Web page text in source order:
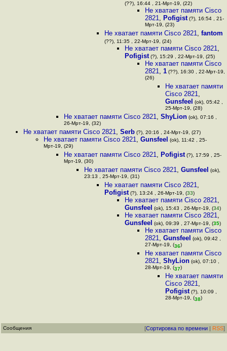
(??), 16:44 , 21-Мрт-19, (22)
Не хватает памяти Cisco
2821, Pofigist (?), 16:54 , 21-
Мрт-19, (23)
Не хватает памяти Cisco 2821, fantom
(??), 11:35 , 22-Мрт-19, (24)
Не хватает памяти Cisco 2821,
Pofigist (?), 15:29 , 22-Мрт-19, (25)
Не хватает памяти Cisco
2821, 1 (??), 16:30 , 22-Мрт-19,
(26)
Не хватает памяти
Cisco 2821,
Gunsfeel
(ok), 05:42 ,
25-Мрт-19, (28)
Не хватает памяти Cisco 2821, ShyLion (ok), 07:16 ,
26-Мрт-19, (32)
Не хватает памяти Cisco 2821, Serb (?), 20:16 , 24-Мрт-19, (27)
Не хватает памяти Cisco 2821, Gunsfeel (ok), 11:42 , 25-
Мрт-19, (29)
Не хватает памяти Cisco 2821, Pofigist (?), 17:59 , 25-
Мрт-19, (30)
Не хватает памяти Cisco 2821, Gunsfeel (ok),
23:13 , 25-Мрт-19, (31)
Не хватает памяти Cisco 2821,
Pofigist (?), 13:24 , 26-Мрт-19, (33)
Не хватает памяти Cisco 2821,
Gunsfeel
(ok), 15:43 , 26-Мрт-19, (34)
Не хватает памяти Cisco 2821,
Gunsfeel
(ok), 09:39 , 27-Мрт-19, (35)
Не хватает памяти Cisco
2821, Gunsfeel (ok), 09:42 ,
27-Мрт-19, (36)
Не хватает памяти Cisco
2821, ShyLion (ok), 07:10 ,
28-Мрт-19, (37)
Не хватает памяти
Cisco 2821,
Pofigist (?), 10:09 ,
28-Мрт-19, (38)
Сообщения [Сортировка по времени | RSS]